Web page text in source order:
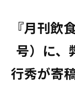
セミナー
導入事例
コラム
『月刊飲
号）に、
行秀が寄